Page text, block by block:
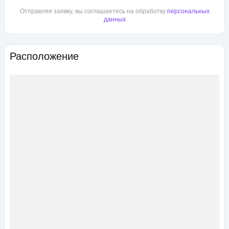
Расположение
Отправляя заявку, вы соглашаетесь на обработку персональных
данных